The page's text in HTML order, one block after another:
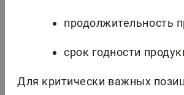
продолжительность
срок годности
Для критически важных